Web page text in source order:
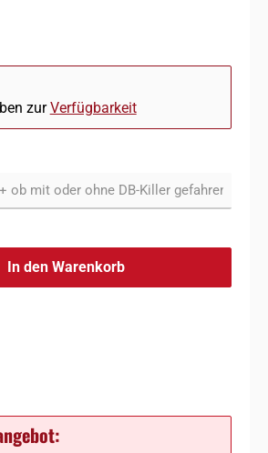
zurVerfügbarkeit
In den Warenkorb